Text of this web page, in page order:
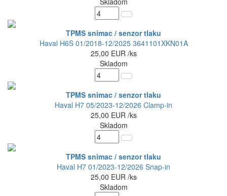
TPMS snimac / senzor tlaku
Haval H6S 01/2018-12/2025 3641101XKN01A
25,00 EUR /ks
Skladom
TPMS snimac / senzor tlaku
Haval H7 05/2023-12/2026 Clamp-in
25,00 EUR /ks
Skladom
TPMS snimac / senzor tlaku
Haval H7 01/2023-12/2026 Snap-in
25,00 EUR /ks
Skladom